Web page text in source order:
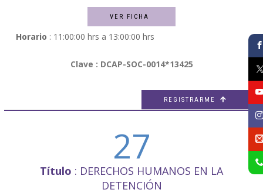
VER FICHA
Horario : 11:00:00 hrs a 13:00:00 hrs
Clave : DCAP-SOC-0014*13425
REGISTRARME 
27
Título : DERECHOS HUMANOS EN LA
DETENCIÓN